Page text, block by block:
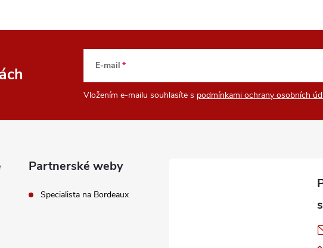
E-mail
Vložením e-mailu souhlasíte s podmínkami ochrany osobních
Partnerské weby
Specialista na Bordeaux